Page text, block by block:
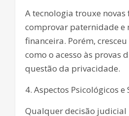
A tecnologia trouxe novas
comprovar paternidade e
financeira. Porém,
como o acesso às provas
questão da privacidade.
4. Aspectos Psicológicos e
Qualquer decisão